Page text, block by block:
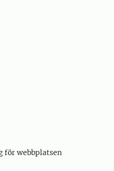
för webbplatsen